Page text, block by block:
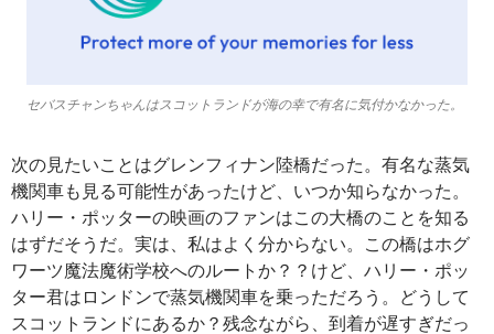
セバスチャンちゃんはスコットランドが海の幸で有名に気付かなかった。
次の見たいことはグレンフィナン陸橋だった。有名な蒸気
機関車も見る可能性があったけど、いつか知らなかった。
ハリー・ポッターの映画のファンはこの大橋のことを知る
はずだそうだ。実は、私はよく分からない。この橋はホグ
ワーツ魔法魔術学校へのルートか？？けど、ハリー・ポッ
ター君はロンドンで蒸気機関車を乗っただろう。どうして
スコットランドにあるか？残念ながら、到着が遅すぎだっ